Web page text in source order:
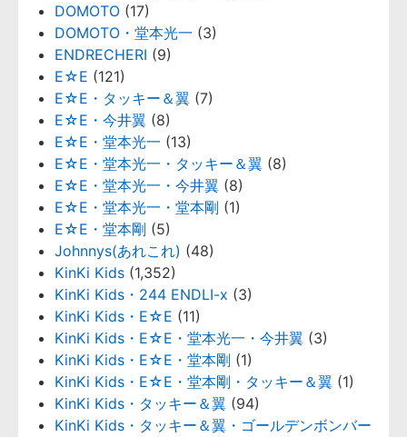
DOMOTO (17)
DOMOTO・堂本光一 (3)
ENDRECHERI (9)
E☆E (121)
E☆E・タッキー＆翼 (7)
E☆E・今井翼 (8)
E☆E・堂本光一 (13)
E☆E・堂本光一・タッキー＆翼 (8)
E☆E・堂本光一・今井翼 (8)
E☆E・堂本光一・堂本剛 (1)
E☆E・堂本剛 (5)
Johnnys(あれこれ) (48)
KinKi Kids (1,352)
KinKi Kids・244 ENDLI-x (3)
KinKi Kids・E☆E (11)
KinKi Kids・E☆E・堂本光一・今井翼 (3)
KinKi Kids・E☆E・堂本剛 (1)
KinKi Kids・E☆E・堂本剛・タッキー＆翼 (1)
KinKi Kids・タッキー＆翼 (94)
KinKi Kids・タッキー＆翼・ゴールデンボンバー